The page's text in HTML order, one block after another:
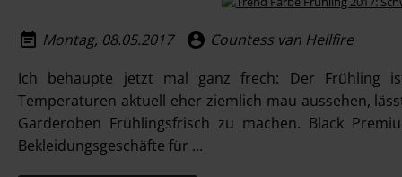
Montag, 08.05.2017
Countess van Hellfire
Ich behaupte jetzt mal ganz frech: Der Frühling
Temperaturen aktuell eher ziemlich mau aussehen,
Garderoben Frühlingsfrisch zu machen. Black
Bekleidungsgeschäfte für ...